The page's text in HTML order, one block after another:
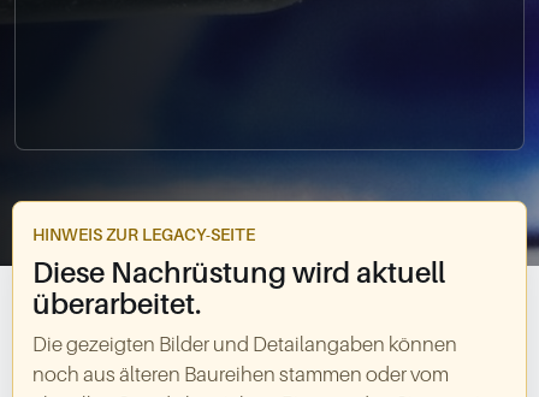
HINWEIS ZUR LEGACY-SEITE
Diese Nachrüstung wird aktuell
überarbeitet.
Die gezeigten Bilder und Detailangaben können
noch aus älteren Baureihen stammen oder vom